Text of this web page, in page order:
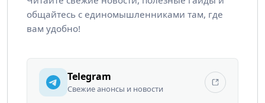
общайтесь с единомышленниками там, где
вам удобно!
Telegram
Свежие анонсы и новости